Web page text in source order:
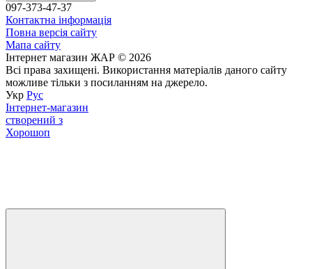
097-373-47-37
Контактна інформація
Повна версія сайту
Мапа сайту
Інтернет магазин ЖАР © 2026
Всі права захищені. Використання матеріалів даного сайту
можливе тільки з посиланням на джерело.
Укр Рус
Інтернет-магазин
створений з
Хорошоп